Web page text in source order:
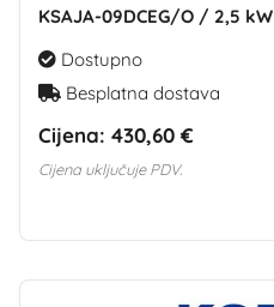
KSAJA-09DCEG/O / 2,5 kW
Dostupno
Besplatna dostava
Cijena: 430,60 €
Cijena uključuje PDV.